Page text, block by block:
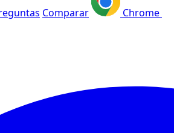
Comparar Chrome